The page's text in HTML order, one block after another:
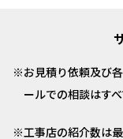
お見積り依頼及び
ールでの相談はす
工事店の紹介数は